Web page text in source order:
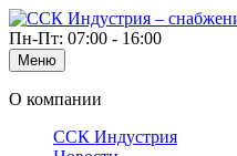
Пн-Пт: 07:00 - 16:00
Меню
О компании
ССК Индустрия